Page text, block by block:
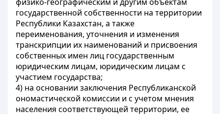
государственной собственности на территории
Республики Казахстан, а также
переименования, уточнения и изменения
транскрипции их наименований и присвоения
собственных имен лиц государственным
юридическим лицам, юридическим лицам с
участием государства;
4) на основании заключения Республиканской
ономастической комиссии и с учетом мнения
населения соответствующей территории, ее